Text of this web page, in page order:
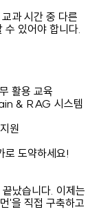
과 시간 중 다른
수 있어야 합니다.
활용 교육
& RAG 시스템
원
로 도약하세요!
났습니다. 이제는
'을 직접 구축하고